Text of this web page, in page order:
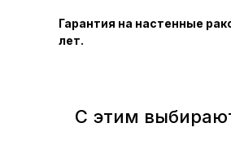
Гарантия на настенные
лет.
С этим